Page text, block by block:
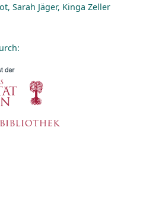
Sarah Jäger, Kinga Zeller